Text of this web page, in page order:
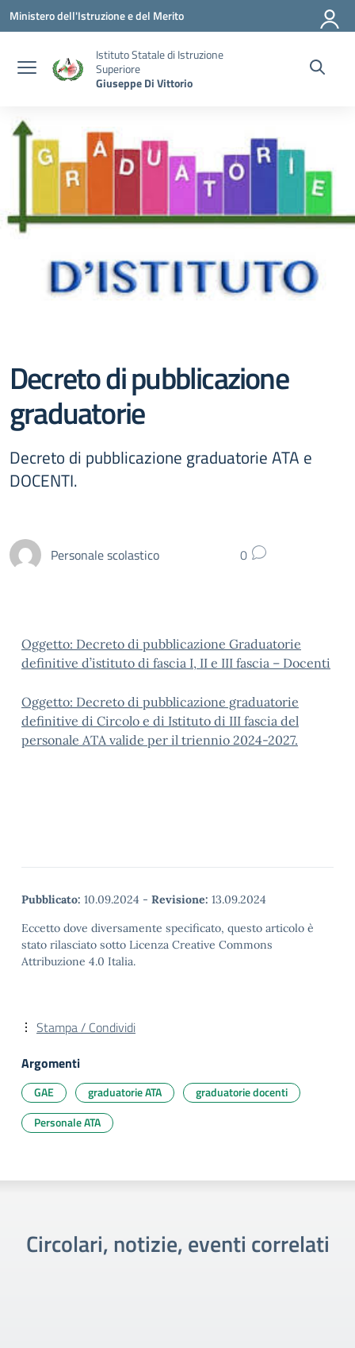
Vai ai contenuti
Vai al menu di navigazione
Vai al footer
Ministero dell'Istruzione e del Merito
Istituto Statale di Istruzione
Superiore
Giuseppe Di Vittorio
Decreto di pubblicazione
graduatorie
Decreto di pubblicazione graduatorie ATA e
DOCENTI.
Personale scolastico 0
Oggetto: Decreto di pubblicazione Graduatorie
definitive d’istituto di fascia I, II e III fascia – Docenti
Oggetto: Decreto di pubblicazione graduatorie
definitive di Circolo e di Istituto di III fascia del
personale ATA valide per il triennio 2024-2027.
Pubblicato: 10.09.2024 - Revisione: 13.09.2024
Eccetto dove diversamente specificato, questo articolo è
stato rilasciato sotto Licenza Creative Commons
Attribuzione 4.0 Italia.
Stampa / Condividi
Argomenti
GAE graduatorie ATA
graduatorie docenti
Personale ATA
Circolari, notizie, eventi correlati